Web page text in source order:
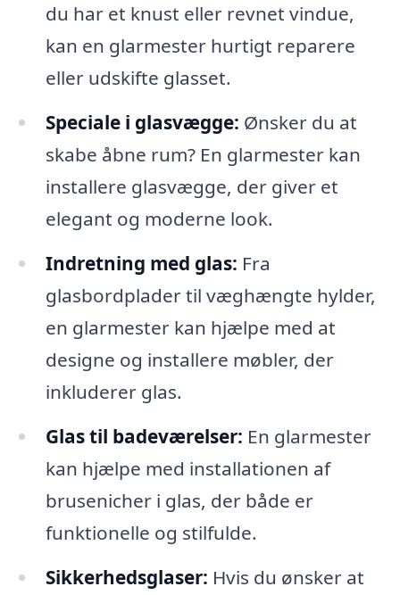
du har et knust eller revnet vindue,
kan en glarmester hurtigt reparere
eller udskifte glasset.
Speciale i glasvægge: Ønsker du at
skabe åbne rum? En glarmester kan
installere glasvægge, der giver et
elegant og moderne look.
Indretning med glas: Fra
glasbordplader til væghængte hylder,
en glarmester kan hjælpe med at
designe og installere møbler, der
inkluderer glas.
Glas til badeværelser: En glarmester
kan hjælpe med installationen af
brusenicher i glas, der både er
funktionelle og stilfulde.
Sikkerhedsglaser: Hvis du ønsker at